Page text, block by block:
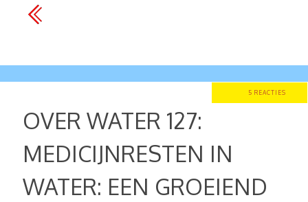
5 REACTIES
OVER WATER 127:
MEDICIJNRESTEN IN
WATER: EEN GROEIEND